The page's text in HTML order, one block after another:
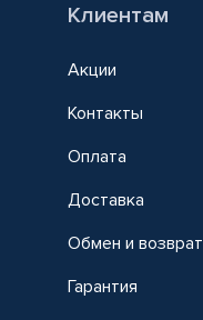
Клиентам
Акции
Контакты
Оплата
Доставка
Обмен и возврат
Гарантия